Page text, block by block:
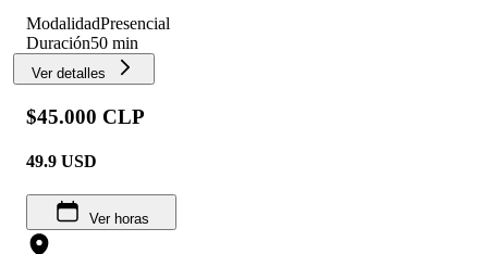
ModalidadPresencial
Duración50 min
Ver detalles
$45.000 CLP
49.9 USD
Ver horas